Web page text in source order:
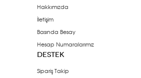
Hakkımızda
İletişim
Basında Besay
Hesap Numaralarımız
DESTEK
Sipariş Takip